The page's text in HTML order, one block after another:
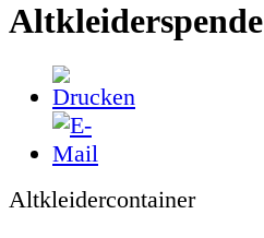
Altkleiderspende
Altkleidercontainer